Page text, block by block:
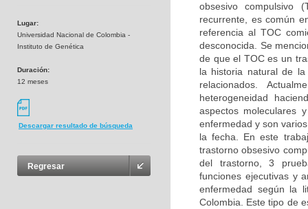
Lugar:
Universidad Nacional de Colombia -
Instituto de Genética
Duración:
12 meses
Descargar resultado de búsqueda
Regresar
obsesivo compulsivo
recurrente, es común
referencia al TOC
desconocida. Se
de que el TOC es un
la historia natural de
relacionados.
heterogeneidad
aspectos moleculares
enfermedad y son
la fecha. En este
trastorno obsesivo
del trastorno, 3
funciones ejecutivas y
enfermedad según la
Colombia. Este tipo de